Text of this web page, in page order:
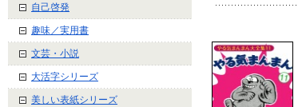
自己啓発
趣味／実用書
文芸・小説
大活字シリーズ
美しい表紙シリーズ